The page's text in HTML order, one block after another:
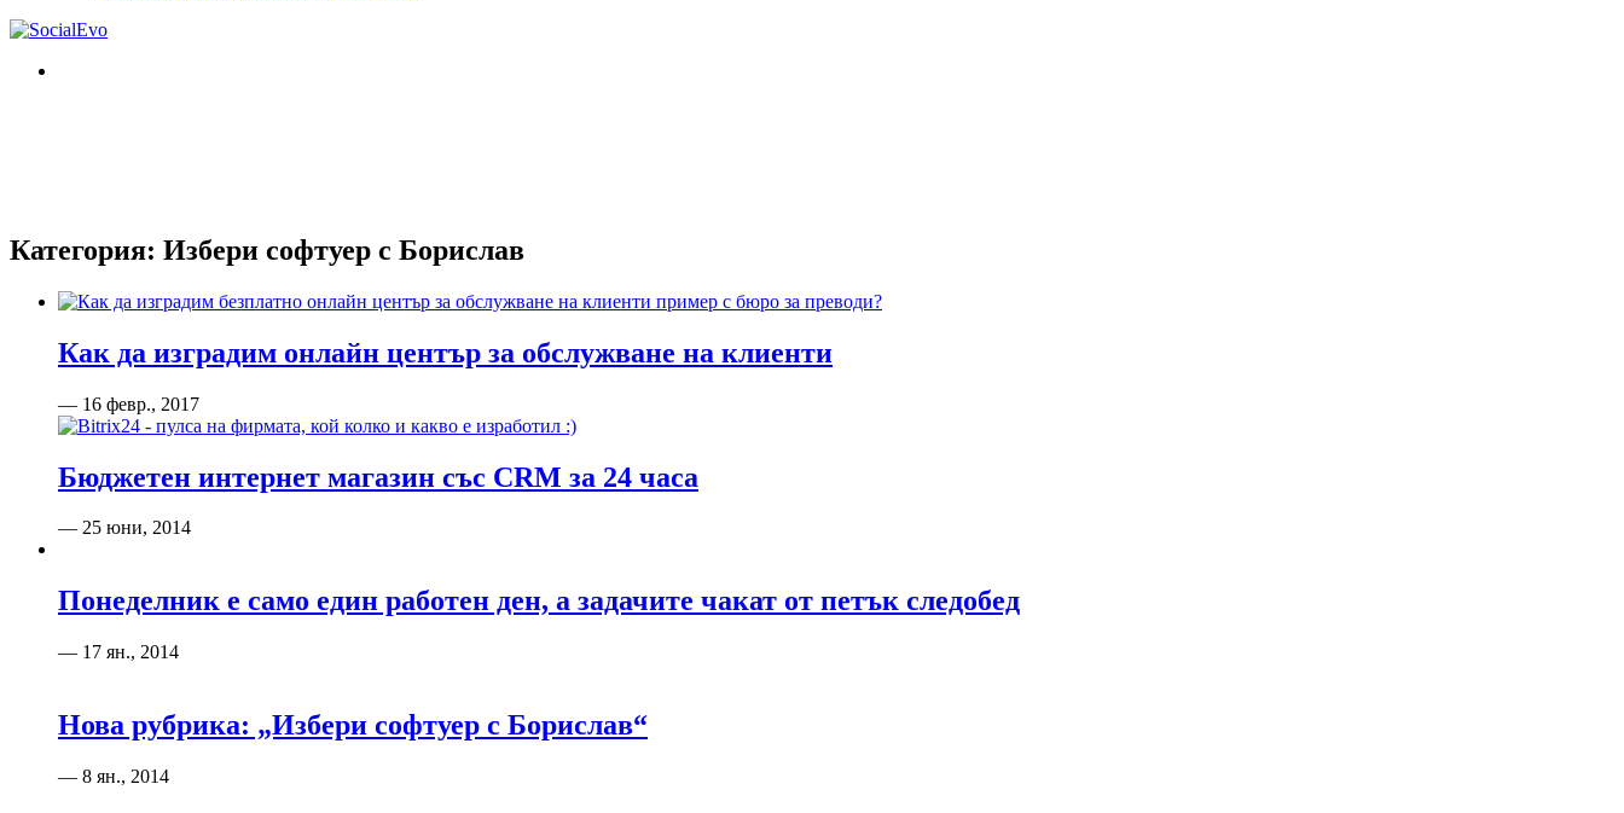
Категория: Избери софтуер с Борислав
Как да изградим онлайн център за обслужване на клиенти
— 16 февр., 2017
Бюджетен интернет магазин със CRM за 24 часа
— 25 юни, 2014
Понеделник е само един работен ден, а задачите чакат от петък следобед
— 17 ян., 2014
Нова рубрика: „Избери софтуер с Борислав“
— 8 ян., 2014